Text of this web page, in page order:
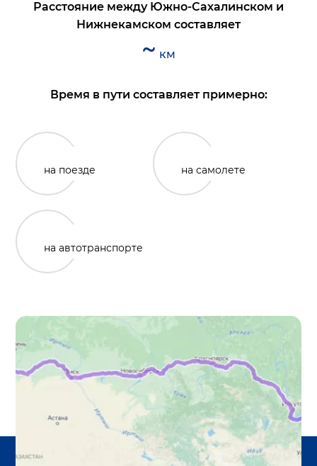
Расстояние между Южно-Сахалинском и
Нижнекамском составляет
~ км
Время в пути составляет примерно:
на поезде на самолете
на автотранспорте